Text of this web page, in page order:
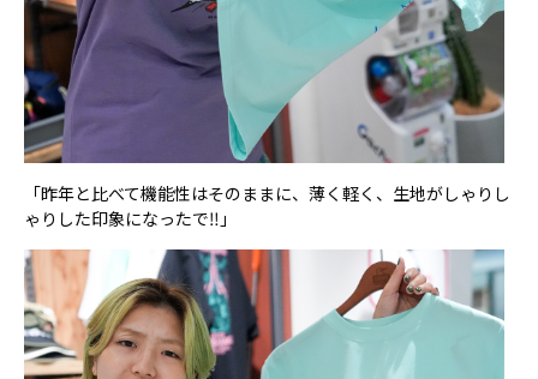
「昨年と比べて機能性はそのままに、薄く軽く、生地がしゃりし
ゃりした印象になったで‼️」